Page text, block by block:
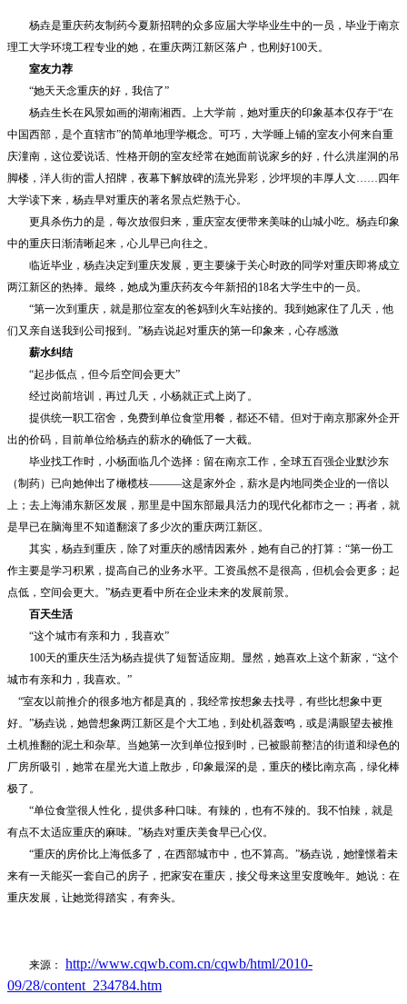
杨垚是重庆药友制药今夏新招聘的众多应届大学毕业生中的一员，毕业于南京
理工大学环境工程专业的她，在重庆两江新区落户，也刚好100天。
室友力荐
“她天天念重庆的好，我信了”
杨垚生长在风景如画的湖南湘西。上大学前，她对重庆的印象基本仅存于“在
中国西部，是个直辖市”的简单地理学概念。可巧，大学睡上铺的室友小何来自重
庆潼南，这位爱说话、性格开朗的室友经常在她面前说家乡的好，什么洪崖洞的吊
脚楼，洋人街的雷人招牌，夜幕下解放碑的流光异彩，沙坪坝的丰厚人文……四年
大学读下来，杨垚早对重庆的著名景点烂熟于心。
更具杀伤力的是，每次放假归来，重庆室友便带来美味的山城小吃。杨垚印象
中的重庆日渐清晰起来，心儿早已向往之。
临近毕业，杨垚决定到重庆发展，更主要缘于关心时政的同学对重庆即将成立
两江新区的热捧。最终，她成为重庆药友今年新招的18名大学生中的一员。
“第一次到重庆，就是那位室友的爸妈到火车站接的。我到她家住了几天，他
们又亲自送我到公司报到。”杨垚说起对重庆的第一印象来，心存感激
薪水纠结
“起步低点，但今后空间会更大”
经过岗前培训，再过几天，小杨就正式上岗了。
提供统一职工宿舍，免费到单位食堂用餐，都还不错。但对于南京那家外企开
出的价码，目前单位给杨垚的薪水的确低了一大截。
毕业找工作时，小杨面临几个选择：留在南京工作，全球五百强企业默沙东
（制药）已向她伸出了橄榄枝———这是家外企，薪水是内地同类企业的一倍以
上；去上海浦东新区发展，那里是中国东部最具活力的现代化都市之一；再者，就
是早已在脑海里不知道翻滚了多少次的重庆两江新区。
其实，杨垚到重庆，除了对重庆的感情因素外，她有自己的打算：“第一份工
作主要是学习积累，提高自己的业务水平。工资虽然不是很高，但机会会更多；起
点低，空间会更大。”杨垚更看中所在企业未来的发展前景。
百天生活
“这个城市有亲和力，我喜欢”
100天的重庆生活为杨垚提供了短暂适应期。显然，她喜欢上这个新家，“这个
城市有亲和力，我喜欢。”
“室友以前推介的很多地方都是真的，我经常按想象去找寻，有些比想象中更
好。”杨垚说，她曾想象两江新区是个大工地，到处机器轰鸣，或是满眼望去被推
土机推翻的泥土和杂草。当她第一次到单位报到时，已被眼前整洁的街道和绿色的
厂房所吸引，她常在星光大道上散步，印象最深的是，重庆的楼比南京高，绿化棒
极了。
“单位食堂很人性化，提供多种口味。有辣的，也有不辣的。我不怕辣，就是
有点不太适应重庆的麻味。”杨垚对重庆美食早已心仪。
“重庆的房价比上海低多了，在西部城市中，也不算高。”杨垚说，她憧憬着未
来有一天能买一套自己的房子，把家安在重庆，接父母来这里安度晚年。她说：在
重庆发展，让她觉得踏实，有奔头。
来源：
http://www.cqwb.com.cn/cqwb/html/2010-
09/28/content_234784.htm